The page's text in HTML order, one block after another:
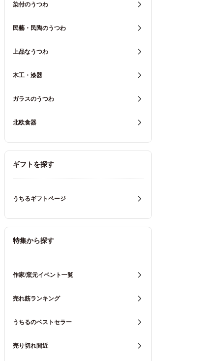
染付のうつわ
民藝・民陶のうつわ
上品なうつわ
木工・漆器
ガラスのうつわ
北欧食器
ギフトを探す
うちるギフトページ
特集から探す
作家/窯元イベント一覧
売れ筋ランキング
うちるのベストセラー
売り切れ間近